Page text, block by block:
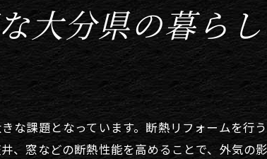
大分県の暮らし
な課題となっています。断熱リフォームを行
、窓などの断熱性能を高めることで、外気の